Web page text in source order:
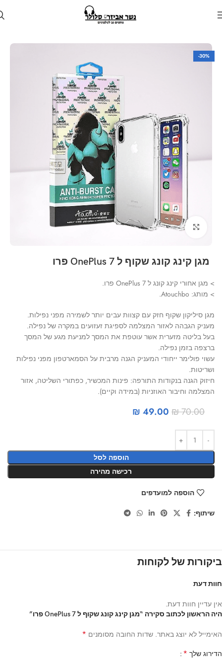
מגנים למכשירי וואן פלוס
-30%
Click to enlarge
מגן קינג קונג שקוף ל OnePlus 7 פרו
> מגן אחורי קינג קונג ל OnePlus 7 פרו.
> מותג: Atouchbo.
מגן סיליקון שקוף חזק עם קצוות עבים יותר לשמירה מפני נפילות.
מעניק הגבהה לאזור המצלמה לספיגת זעזועים במקרה של נפילה.
בעל בליטה מזערית אשר עוטפת את המסך למניעת מגע של המסך
ברצפה בזמן נפילה.
עשוי פולימר ייחודי המעניק הגנה מרבית על הסמארטפון מפני נפילות
ושריטות.
חיזוק הגנה בנקודות התורפה: פינות המכשיר, כפתורי השליטה, אזור
המצלמה וחיבור האוזניות (במידה וקיים).
₪70.00
₪ 49.00
הוספה לסל
רכישה מהירה
הוספה למועדפים
שיתוף:
ביקורות של לקוחות
חוות דעת
אין עדיין חוות דעת.
היה הראשון לכתוב סקירה “מגן קינג קונג שקוף ל OnePlus 7 פרו”
האימייל לא יוצג באתר. שדות החובה מסומנים *
הדירוג שלך *